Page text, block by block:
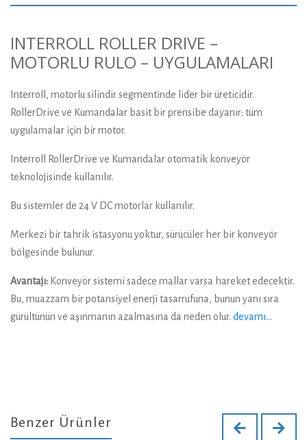
INTERROLL ROLLER DRIVE –
MOTORLU RULO – UYGULAMALARI
Interroll, motorlu silindir segmentinde lider bir üreticidir.
RollerDrive ve Kumandalar basit bir prensibe dayanır: tüm
uygulamalar için bir motor.
Interroll RollerDrive ve Kumandalar otomatik konveyör
teknolojisinde kullanılır.
Bu sistemler de 24 V DC motorlar kullanılır.
Merkezi bir tahrik istasyonu yoktur, sürücüler her bir konveyör
bölgesinde bulunur.
Avantajı: Konveyör sistemi sadece mallar varsa hareket edecektir.
Bu, muazzam bir potansiyel enerji tasarrufuna, bunun yanı sıra
gürültünün ve aşınmanın azalmasına da neden olur. devamı…
Benzer Ürünler